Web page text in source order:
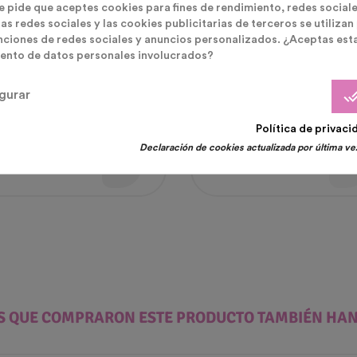
Gafas Plástico Neon Brillan
Bajo La Luz UV
QUE COMPRARON ESTE PRODUCTO TAMBIÉN
pide que aceptes cookies para fines de rendimiento, redes
redes sociales y las cookies publicitarias de terceros se utilizan
de redes sociales y anuncios personalizados. ¿Aceptas
de datos personales involucrados?
Política de
Declaración de cookies actualizada por última